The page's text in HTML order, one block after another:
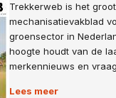
Trekkerweb is het
mechanisatievakblad
groensector in
hoogte houdt van de
merkennieuws en
Lees meer